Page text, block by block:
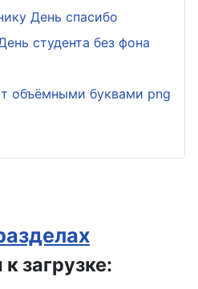
День спасибо
студента без фона
объёмными буквами png
загрузке: